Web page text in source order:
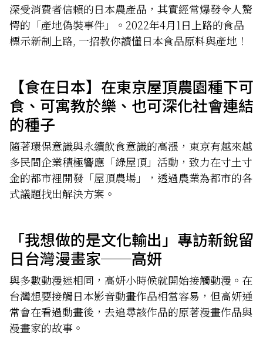
深受消費者信賴的日本農產品，其實經常爆發令人驚
愕的「產地偽裝事件」。2022年4月1日上路的食品
標示新制上路, 一招教你讀懂日本食品原料與產地！
【食在日本】在東京屋頂農園種下可
食、可寓教於樂、也可深化社會連結
的種子
隨著環保意識與永續飲食意識的高漲，東京有越來越
多民間企業積極響應「綠屋頂」活動，致力在寸土寸
金的都市裡開發「屋頂農場」，透過農業為都市的各
式議題找出解決方案。
「我想做的是文化輸出」專訪新銳留
日台灣漫畫家──高妍
與多數動漫迷相同，高妍小時候就開始接觸動漫。在
台灣想要接觸日本影音動畫作品相當容易，但高妍通
常會在看過動畫後，去追尋該作品的原著漫畫作品與
漫畫家的故事。